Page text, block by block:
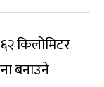
किलोमिटर
बनाउने